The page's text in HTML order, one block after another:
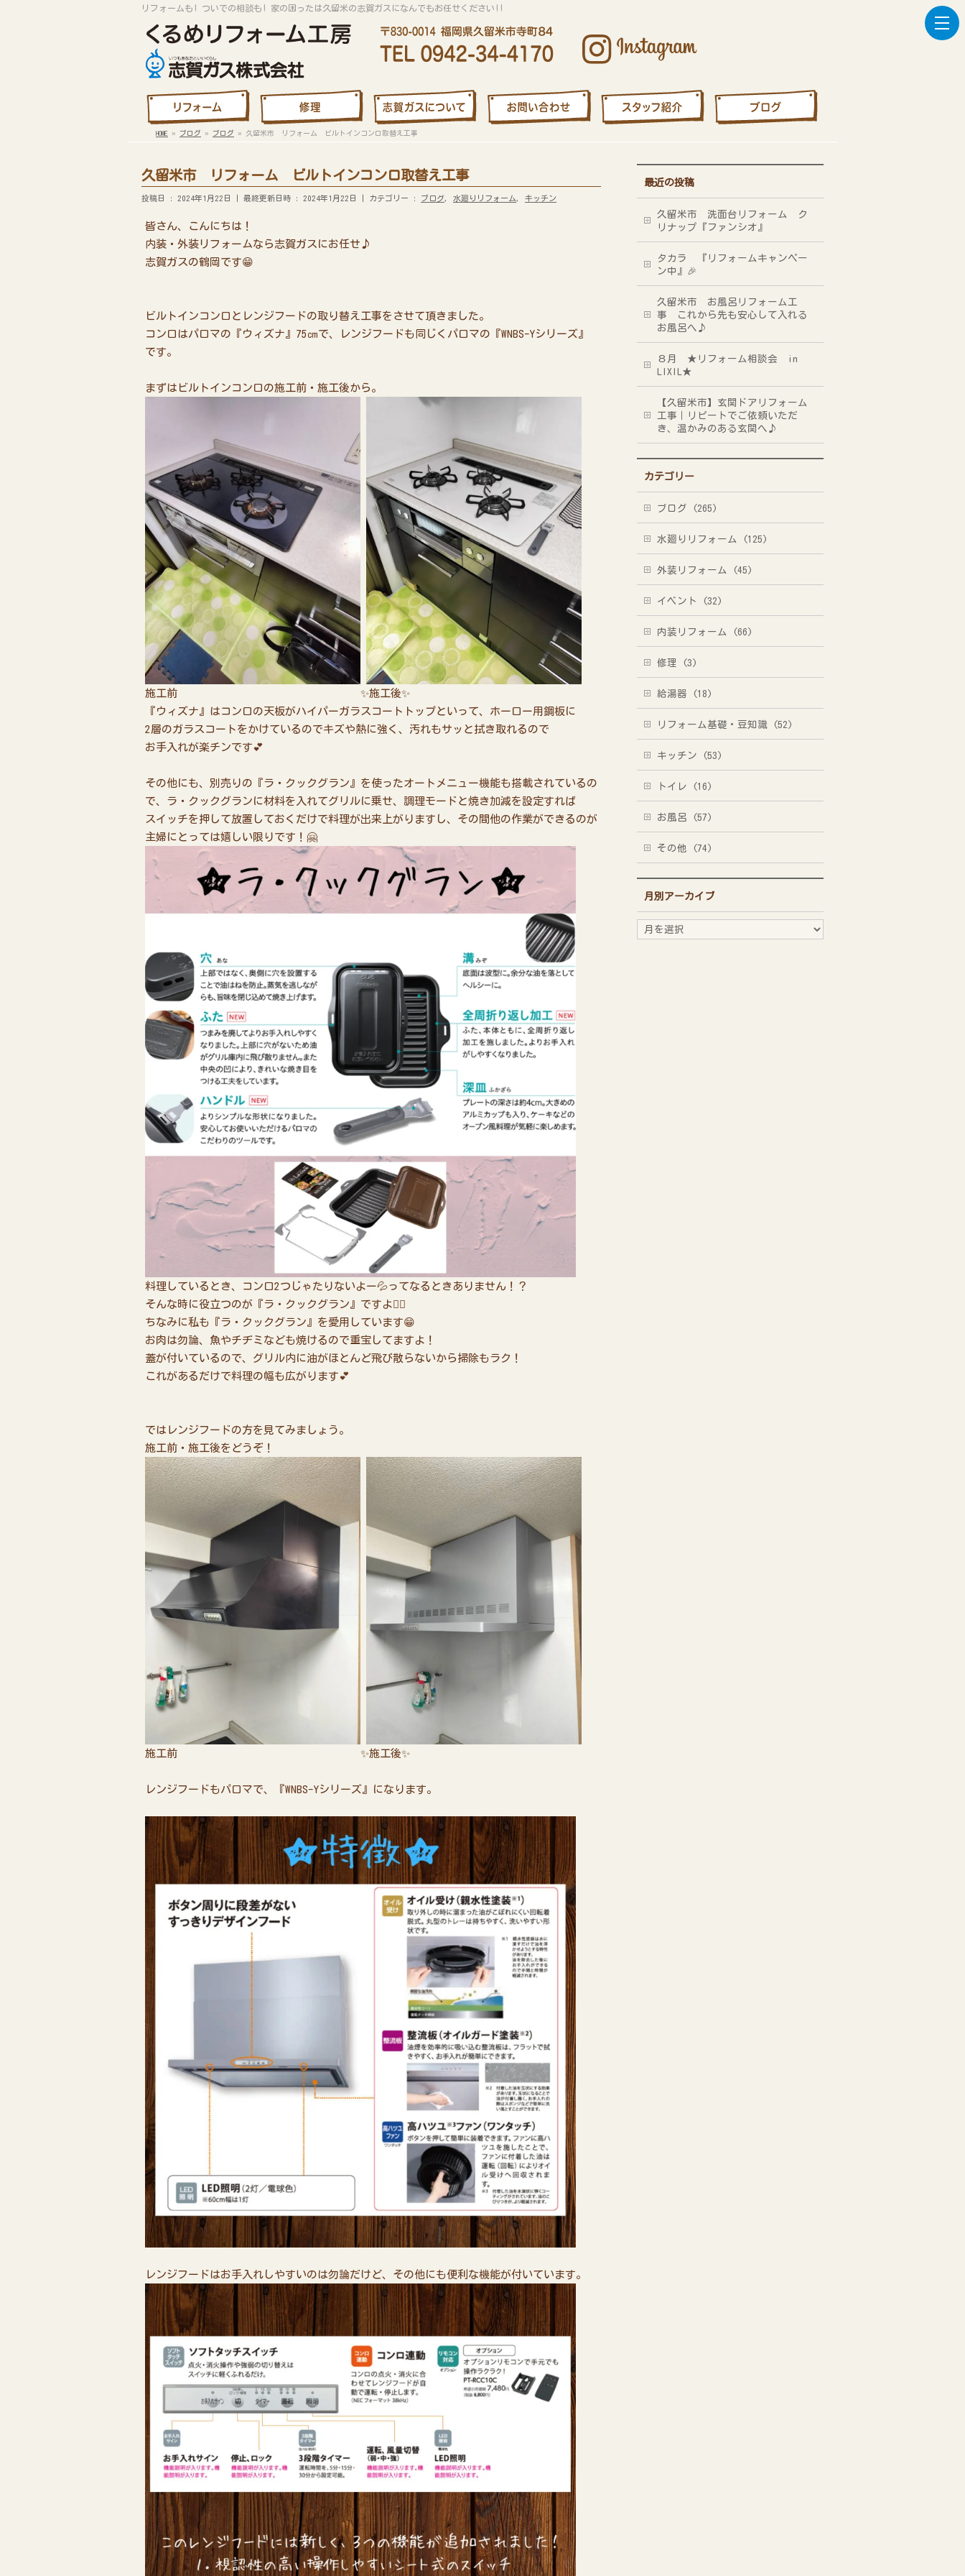
リフォームも! ついでの相談も! 家の困ったは久留米の志賀ガスになんでもお任せください!!
HOME » ブログ » ブログ » 久留米市 リフォーム ビルトインコンロ取替え工事
久留米市 リフォーム ビルトインコンロ取替え工事
投稿日 : 2024年1月22日 最終更新日時 : 2024年1月22日 カテゴリー : ブログ 水廻りリフォーム キッチン
皆さん、こんにちは！
内装・外装リフォームなら志賀ガスにお任せ♪
志賀ガスの鶴岡です😁
ビルトインコンロとレンジフードの取り替え工事をさせて頂きました。
コンロはパロマの『ウィズナ』75㎝で、レンジフードも同じくパロマの『WNBS-Yシリーズ』
です。
まずはビルトインコンロの施工前・施工後から。
施工前 ✨施工後✨
『ウィズナ』はコンロの天板がハイパーガラスコートトップといって、ホーロー用鋼板に
2層のガラスコートをかけているのでキズや熱に強く、汚れもサッと拭き取れるので
お手入れが楽チンです💕
その他にも、別売りの『ラ・クックグラン』を使ったオートメニュー機能も搭載されているの
で、ラ・クックグランに材料を入れてグリルに乗せ、調理モードと焼き加減を設定すれば
スイッチを押して放置しておくだけで料理が出来上がりますし、その間他の作業ができるのが
主婦にとっては嬉しい限りです！🤗
料理しているとき、コンロ2つじゃたりないよー💦ってなるときありません！？
そんな時に役立つのが『ラ・クックグラン』ですよ👍🏻
ちなみに私も『ラ・クックグラン』を愛用しています😁
お肉は勿論、魚やチヂミなども焼けるので重宝してますよ！
蓋が付いているので、グリル内に油がほとんど飛び散らないから掃除もラク！
これがあるだけで料理の幅も広がります💕
ではレンジフードの方を見てみましょう。
施工前・施工後をどうぞ！
施工前 ✨施工後✨
レンジフードもパロマで、『WNBS-Yシリーズ』になります。
レンジフードはお手入れしやすいのは勿論だけど、その他にも便利な機能が付いています。
最近の投稿
久留米市 洗面台リフォーム ク
リナップ『ファンシオ』
タカラ 『リフォームキャンペー
ン中』🎉
久留米市 お風呂リフォーム工
事 これから先も安心して入れる
お風呂へ♪
８月 ★リフォーム相談会 in
LIXIL★
【久留米市】玄関ドアリフォーム
工事｜リピートでご依頼いただ
き、温かみのある玄関へ♪
カテゴリー
ブログ (265)
水廻りリフォーム (125)
外装リフォーム (45)
イベント (32)
内装リフォーム (66)
修理 (3)
給湯器 (18)
リフォーム基礎・豆知識 (52)
キッチン (53)
トイレ (16)
お風呂 (57)
その他 (74)
月別アーカイブ
月
別